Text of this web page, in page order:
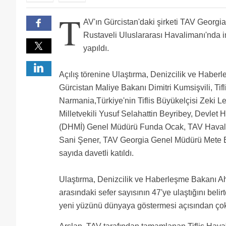
Beğenmediğimiz Gürcistan Tiflis yapılırken Batumu
Biz İstambulu Tava a yaptırdık uyanamadık. Sonra
Trabzon, Antep, Kayseri, Diyarbakır gibi
devletten kuruş harcama yaptırmayabildirdik.
çok ya...
Bekleme kısmı okadar küçük olmuşki 1 uçakta
Kutaisi havalimanından heryer daha ucuz ve orası
Yeni havalimanını TAV a vermemenin üzüntüsünü
Her işletici TAV gibi davransa, tüm alanlar çiçek gibi
TAV'ın projelerini biliyoruz şu körün projeleri nasıl
Yeralti isleri Sam amcaya, yer ustu isleri de TR ye
T AV'ın Gürcistan'daki şirketi TAV
Rustaveli Uluslararası Havalimanı'nda
yapıldı.
Açılış törenine Ulaştırma, Denizcilik ve
Gürcistan Maliye Bakanı Dimitri Kumsişvili,
Narmania,Türkiye'nin Tiflis Büyükelçisi Zeki
Milletvekili Yusuf Selahattin Beyribey, Devlet
(DHMİ) Genel Müdürü Funda Ocak, TAV
Sani Şener, TAV Georgia Genel Müdürü Mete
sayıda davetli katıldı.
Ulaştırma, Denizcilik ve Haberleşme Bakanı
arasındaki sefer sayısının 47'ye ulaştığını
yeni yüzünü dünyaya göstermesi açısından